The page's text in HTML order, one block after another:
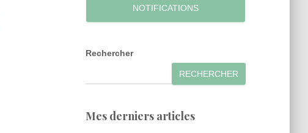
NOTIFICATIONS
Rechercher
RECHERCHER
Mes derniers articles